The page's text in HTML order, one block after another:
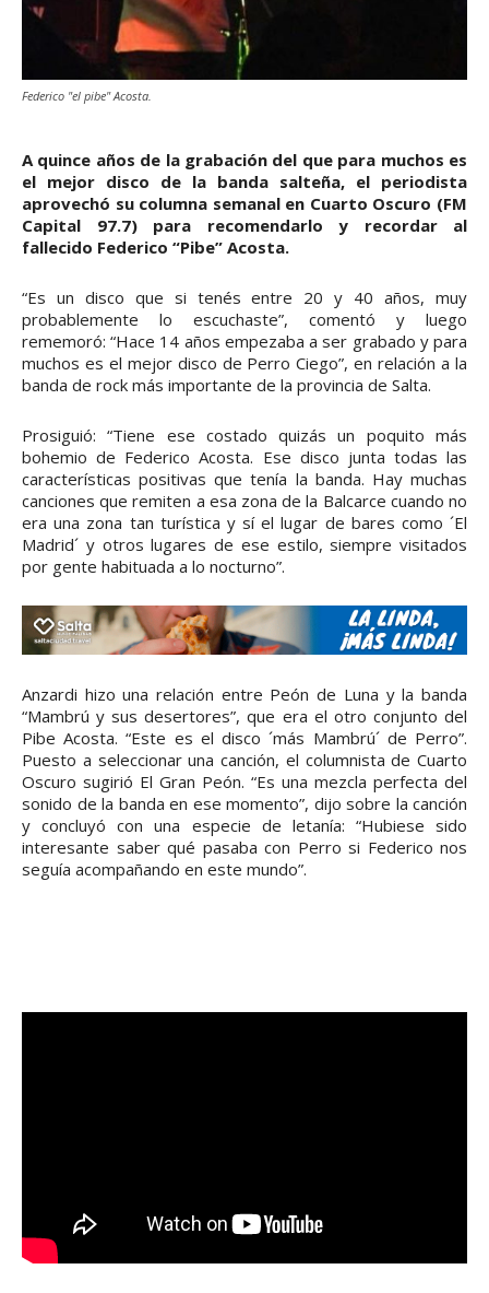
Federico "el pibe" Acosta.
A quince años de la grabación del que para muchos es
el mejor disco de la banda salteña, el periodista
aprovechó su columna semanal en Cuarto Oscuro (FM
Capital 97.7) para recomendarlo y recordar al
fallecido Federico “Pibe” Acosta.
“Es un disco que si tenés entre 20 y 40 años, muy
probablemente lo escuchaste”, comentó y luego
rememoró: “Hace 14 años empezaba a ser grabado y para
muchos es el mejor disco de Perro Ciego”, en relación a la
banda de rock más importante de la provincia de Salta.
Prosiguió: “Tiene ese costado quizás un poquito más
bohemio de Federico Acosta. Ese disco junta todas las
características positivas que tenía la banda. Hay muchas
canciones que remiten a esa zona de la Balcarce cuando no
era una zona tan turística y sí el lugar de bares como ´El
Madrid´ y otros lugares de ese estilo, siempre visitados
por gente habituada a lo nocturno”.
Anzardi hizo una relación entre Peón de Luna y la banda
“Mambrú y sus desertores”, que era el otro conjunto del
Pibe Acosta. “Este es el disco ´más Mambrú´ de Perro”.
Puesto a seleccionar una canción, el columnista de Cuarto
Oscuro sugirió El Gran Peón. “Es una mezcla perfecta del
sonido de la banda en ese momento”, dijo sobre la canción
y concluyó con una especie de letanía: “Hubiese sido
interesante saber qué pasaba con Perro si Federico nos
seguía acompañando en este mundo”.